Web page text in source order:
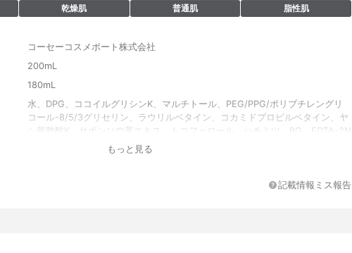
乾燥肌 普通肌 脂性肌
コーセーコスメポート株式会社
200mL
180mL
水、DPG、ココイルグリシンK、マルチトール、PEG/PPG/ポリブチレングリ
コール-8/5/3グリセリン、ラウリルベタイン、コカミドプロピルベタイン、ヤ
シ脂肪酸K、サボンソウ葉エキス、トコフェロール、ハチミツ、BG、EDTA-2N
a、EDTA-3Na、PEG-3コカミド、クエン酸、グリセリン、ポリクオタニウム-
もっと見る
記載情報ミス報告